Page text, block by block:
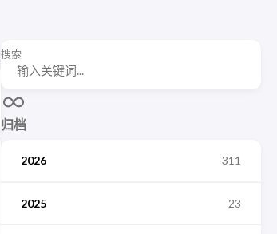
搜索
归档
2026 311
2025 23